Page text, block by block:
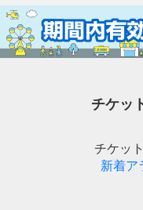
チケッ
チケッ
新着ア